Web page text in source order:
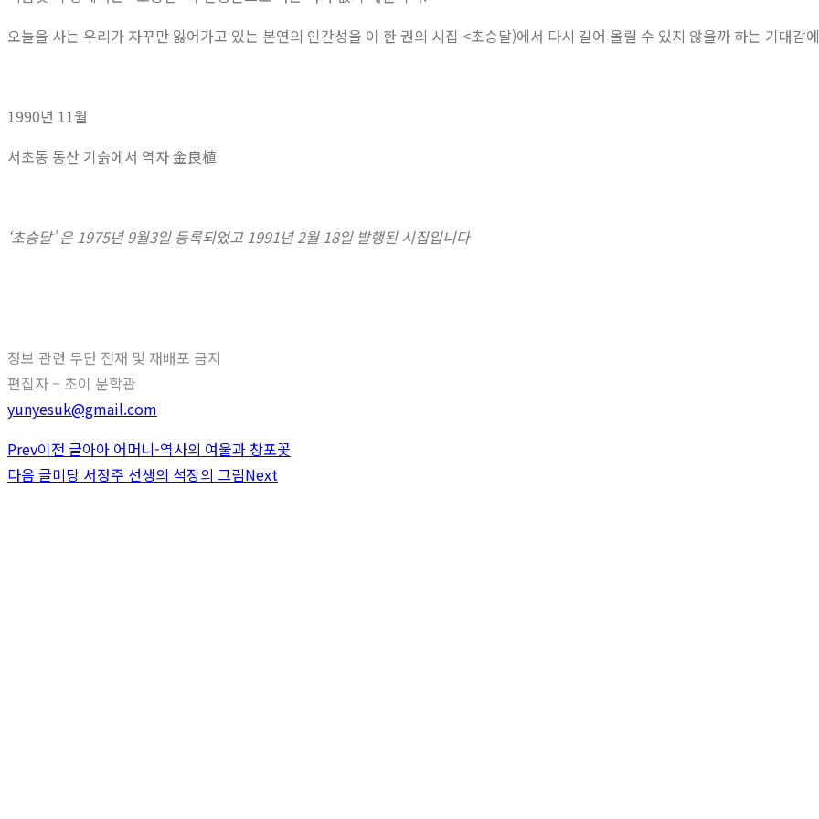
오늘을 사는 우리가 자꾸만 잃어가고 있는 본연의 인간성을 이 한 권의 시집 <초승달)에서 다시 길어 올릴 수 있지 않을까 하는 기대감
1990년 11월
서초동 동산 기슭에서 역자 金良植
‘초승달’ 은 1975년 9월3일 등록되었고 1991년 2월 18일 발행된 시집입니다
정보 관련 무단 전재 및 재배포 금지
편집자 – 초이 문학관
yunyesuk@gmail.com
Prev이전 글아아 어머니-역사의 여울과 창포꽃
다음 글미당 서정주 선생의 석장의 그림Next